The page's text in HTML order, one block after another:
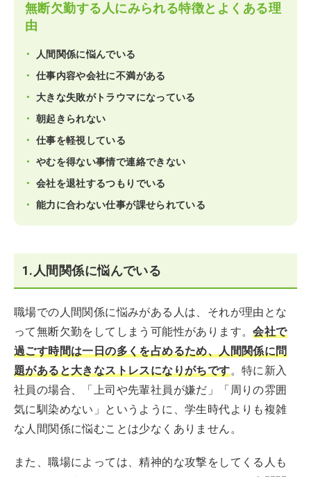
無断欠勤する人にみられる特徴とよくある理
由
人間関係に悩んでいる
仕事内容や会社に不満がある
大きな失敗がトラウマになっている
朝起きられない
仕事を軽視している
やむを得ない事情で連絡できない
会社を退社するつもりでいる
能力に合わない仕事が課せられている
1.人間関係に悩んでいる
職場での人間関係に悩みがある人は、それが理由とな
って無断欠勤をしてしまう可能性があります。会社で
過ごす時間は一日の多くを占めるため、人間関係に問
題があると大きなストレスになりがちです。特に新入
社員の場合、「上司や先輩社員が嫌だ」「周りの雰囲
気に馴染めない」というように、学生時代よりも複雑
な人間関係に悩むことは少なくありません。
また、職場によっては、精神的な攻撃をしてくる人も